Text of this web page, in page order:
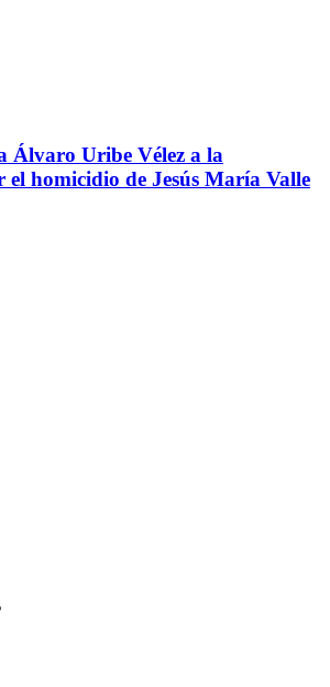
Álvaro Uribe Vélez a la
el homicidio de Jesús María Valle